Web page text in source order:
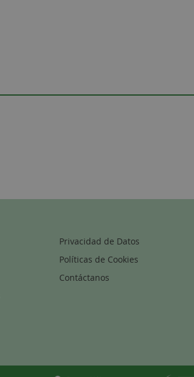
Privacidad de Datos
Políticas de Cookies
Contáctanos